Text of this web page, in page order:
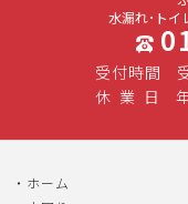
水漏れ･トイ
受付時間
休 業 日
ホーム